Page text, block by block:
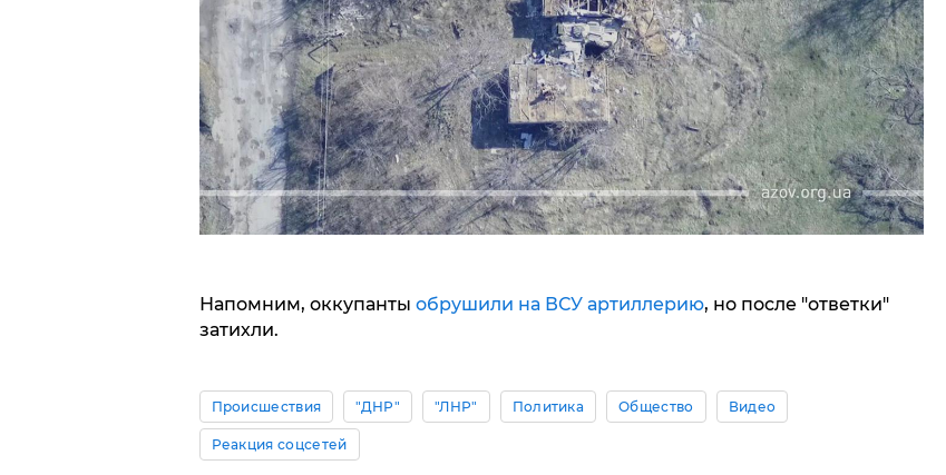
Напомним, оккупанты обрушили на ВСУ артиллерию, но после "ответки"
затихли.
Происшествия "ДНР" "ЛНР" Политика Общество Видео
Реакция соцсетей